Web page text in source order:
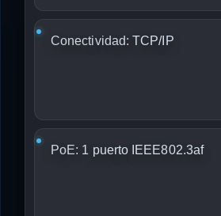
Conectividad: TCP/IP
PoE: 1 puerto IEEE802.3af